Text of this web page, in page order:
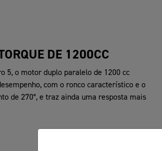
DE 1200CC
5, o motor duplo paralelo de 1200 cc
com o ronco característico e o
de 270°, e traz ainda uma resposta mais